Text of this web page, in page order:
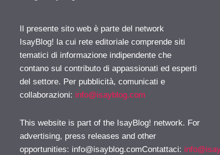
Il presente sito web è parte del network
IsayBlog! la cui rete editoriale comprende siti
tematici di informazione indipendente che
contano sul contributo di appassionati ed esperti
del settore. Per pubblicità, comunicati e
collaborazioni: info@isayblog.com
This website is part of the IsayBlog! network. For
advertising, press releases and other
opportunities: info@isayblog.comContattaci: